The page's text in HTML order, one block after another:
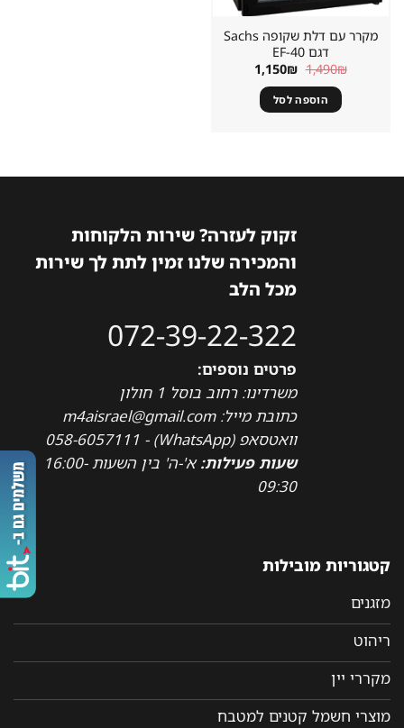
מקרר עם דלת שקופה Sachs
דגם EF-40
1,490₪ המחיר
המקורי
היה:
1,490₪.
1,150₪ המחיר
הוספה לסל
זקוק לעזרה? שירות הלקוחות
והמכירה שלנו זמין לתת לך שירות
מכל הלב
072-39-22-322
פרטים נוספים:
משרדינו: רחוב בוסל 1 חולון
כתובת מייל: m4aisrael@gmail.com
וואטסאפ (WhatsApp) - 058-6057111
שעות פעילות:
א'-ה' בין השעות 16:00-
09:30
קטגוריות מובילות
מזגנים
ריהוט
מקררי יין
מוצרי חשמל קטנים למטבח